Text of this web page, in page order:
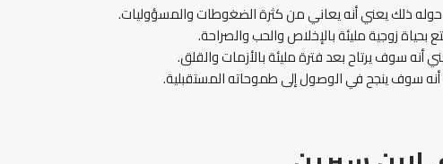
حوله ذلك يعني أنه يعاني من كثرة الضغوطات والمسؤوليات.
زوجية مليئة بالإخلاص والحب والصراحة.
أنه سوف يرتاح بعد فترة مليئة بالأزمات والقلق.
أنه سوف ينجح في الوصول إلى طموحاته المستقبلية.